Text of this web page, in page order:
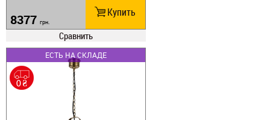
8377 грн.
Купить
Сравнить
ЕСТЬ НА СКЛАДЕ